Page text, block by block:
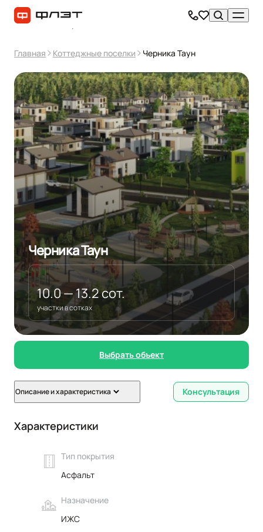
Главная Коттеджные поселки Черника Таун
Черника Таун
10.0 — 13.2 сот.
участки в сотках
Выбрать объект
Описание и характеристика Консультация
Характеристики
Тип покрытия
Асфальт
Назначение
ИЖС